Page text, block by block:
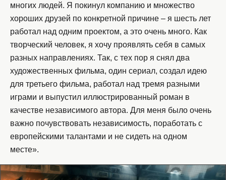
многих людей. Я покинул компанию и множество
хороших друзей по конкретной причине – я шесть лет
работал над одним проектом, а это очень много. Как
творческий человек, я хочу проявлять себя в самых
разных направлениях. Так, с тех пор я снял два
художественных фильма, один сериал, создал идею
для третьего фильма, работал над тремя разными
играми и выпустил иллюстрированный роман в
качестве независимого автора. Для меня было очень
важно почувствовать независимость, поработать с
европейскими талантами и не сидеть на одном
месте».